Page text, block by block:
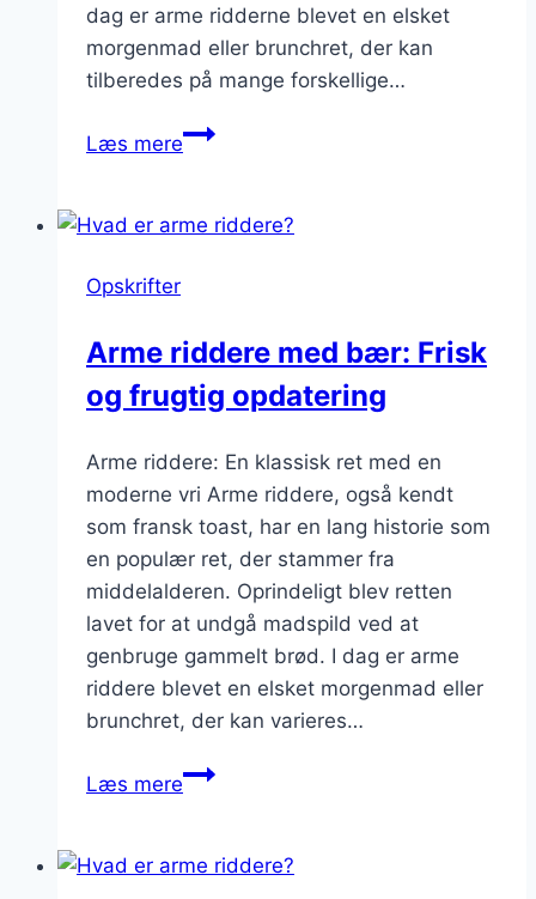
dag er arme ridderne blevet en elsket
morgenmad eller brunchret, der kan
tilberedes på mange forskellige…
Læs merearme
om
Opskrifter
Arme riddere med bær: Frisk
og frugtig opdatering
Arme riddere: En klassisk ret med en
moderne vri Arme riddere, også kendt
som fransk toast, har en lang historie som
en populær ret, der stammer fra
middelalderen. Oprindeligt blev retten
lavet for at undgå madspild ved at
genbruge gammelt brød. I dag er arme
riddere blevet en elsket morgenmad eller
brunchret, der kan varieres…
Læs mereArme
bær: